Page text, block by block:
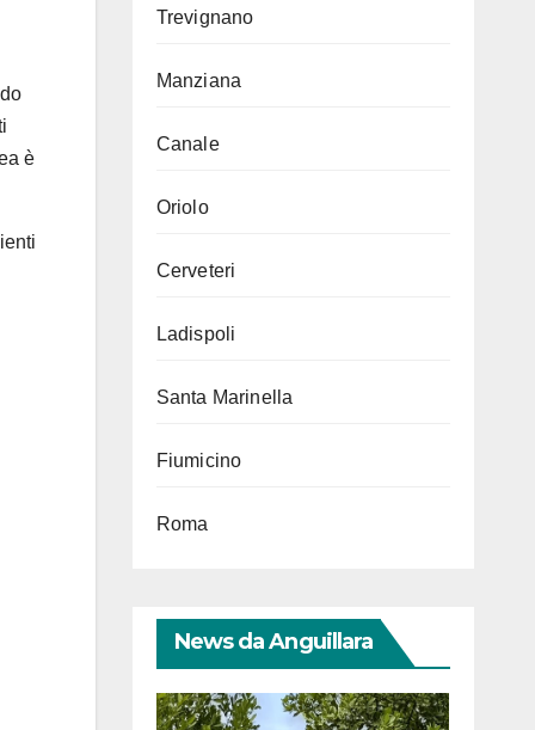
è
Trevignano
Manziana
Canale
Oriolo
Cerveteri
Ladispoli
Santa Marinella
Fiumicino
Roma
News da Anguillara